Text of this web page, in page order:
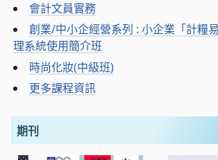
會計文員實務
創業/中小企經營系列 : 小企業「計糧
理系統使用簡介班
時尚化妝(中級班)
更多課程資訊
期刊